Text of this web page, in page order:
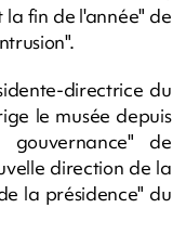
fin de l'année" de
directrice du
le musée depuis
de
direction de la
la présidence" du